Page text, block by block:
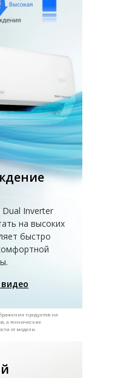
Dual Inverter
на высоких
быстро
продуктов на
а технические
от модели.